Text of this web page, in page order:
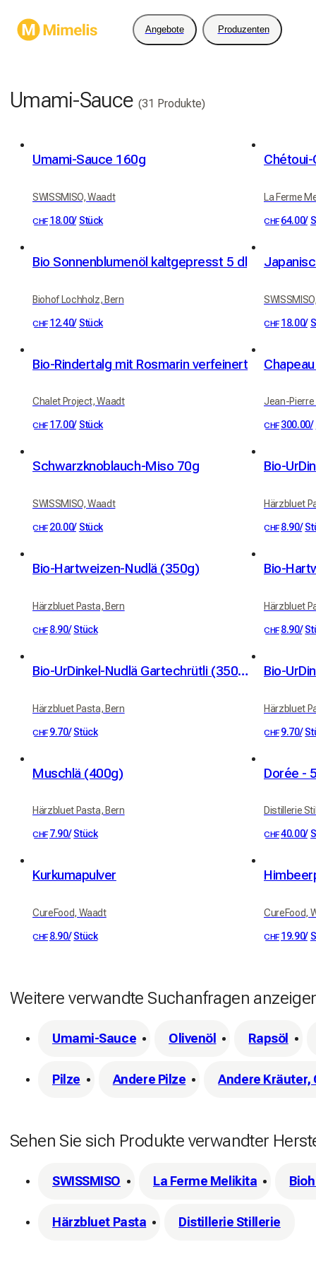
Angebote Produzenten
Umami-Sauce (31 Produkte)
Umami-Sauce 160g
SWISSMISO, Waadt
CHF 18.00/ Stück
La Ferme
CHF 64.00/
Bio Sonnenblumenöl kaltgepresst 5 dl
Biohof Lochholz, Bern
CHF 12.40/ Stück CHF 18.00/
Bio-Rindertalg mit Rosmarin verfeinert
Chalet Project, Waadt
CHF 17.00/ Stück
Jean-Pierre
CHF 300.00/
Schwarzknoblauch-Miso 70g
SWISSMISO, Waadt
CHF 20.00/ Stück
Bio-
Härzbluet
CHF 8.90/
Bio-Hartweizen-Nudlä (350g)
Härzbluet Pasta, Bern
CHF 8.90/ Stück
Bio-
Härzbluet
CHF 8.90/
Bio-UrDinkel-Nudlä Gartechrütli (350g)
Härzbluet Pasta, Bern
CHF 9.70/ Stück
Härzbluet
CHF 9.70/
Muschlä (400g)
Härzbluet Pasta, Bern
CHF 7.90/ Stück
Dorée -
Distillerie
CHF40.00/
Kurkumapulver
CureFood, Waadt
CHF 8.90/ Stück
CureFood,
CHF 19.90/
Weitere verwandte Suchanfragen
Umami-Sauce Olivenöl Rapsöl
Pilze Andere Pilze Andere Kräuter,
Sehen Sie sich Produkte verwandter
SWISSMISO La Ferme Melikita
Härzbluet Pasta Distillerie Stillerie